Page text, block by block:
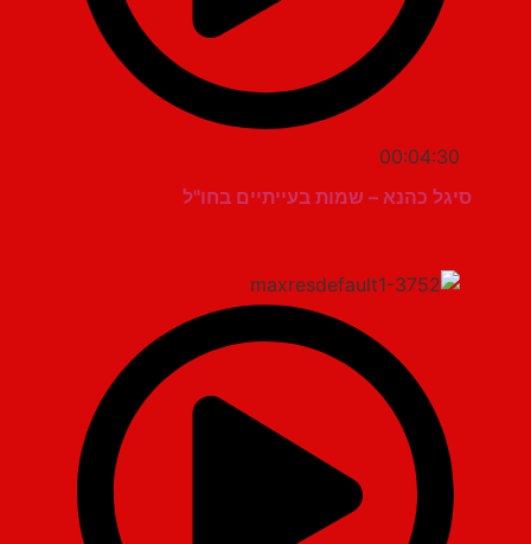
00:04:30
סיגל כהנא – שמות בעייתיים בחו"ל